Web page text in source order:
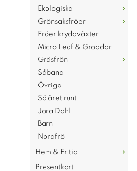
Ekologiska
Grönsaksfröer
Fröer kryddväxter
Micro Leaf & Groddar
Gräsfrön
Såband
Övriga
Så året runt
Jora Dahl
Barn
Nordfrö
Hem & Fritid
Presentkort